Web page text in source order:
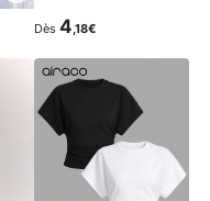
Dès 4,18€